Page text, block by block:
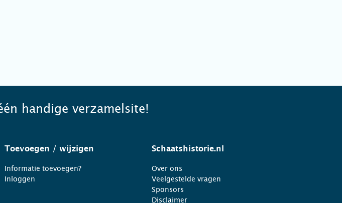
handige verzamelsite!
Toevoegen / wijzigen
Informatie toevoegen?
Inloggen
Schaatshistorie.nl
Over ons
Veelgestelde vragen
Sponsors
Disclaimer